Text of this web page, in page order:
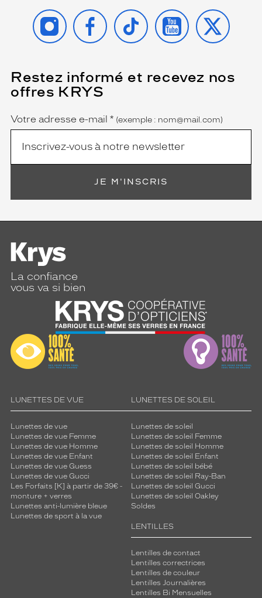
INSTAGRAMFACEBOOK
TIKTOK YOUTUBE
X
Restez informé et recevez nos
offres KRYS
Name
Votre adresse e-mail *
(Ce
champ
est
obligatoire)
(exemple : nom@mail.com)
JE M'INSCRIS
La confiance
vous va si bien
LUNETTES DE VUE
Lunettes de vue
Lunettes de vue Femme
Lunettes de vue Homme
Lunettes de vue Enfant
Lunettes de vue Guess
Lunettes de vue Gucci
Les Forfaits [K] à partir de 39€ -
monture + verres
Lunettes anti-lumière bleue
Lunettes de sport à la vue
LUNETTES DE SOLEIL
Lunettes de soleil
Lunettes de soleil Femme
Lunettes de soleil Homme
Lunettes de soleil Enfant
Lunettes de soleil bébé
Lunettes de soleil Ray-Ban
Lunettes de soleil Gucci
Lunettes de soleil Oakley
Soldes
LENTILLES
Lentilles de contact
Lentilles correctrices
Lentilles de couleur
Lentilles Journalières
Lentilles Bi Mensuelles